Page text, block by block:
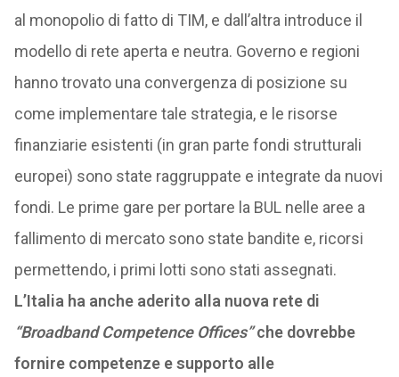
al monopolio di fatto di TIM, e dall’altra introduce il
modello di rete aperta e neutra. Governo e regioni
hanno trovato una convergenza di posizione su
come implementare tale strategia, e le risorse
finanziarie esistenti (in gran parte fondi strutturali
europei) sono state raggruppate e integrate da nuovi
fondi. Le prime gare per portare la BUL nelle aree a
fallimento di mercato sono state bandite e, ricorsi
permettendo, i primi lotti sono stati assegnati.
L’Italia ha anche aderito alla nuova rete di
“Broadband Competence Offices”che dovrebbe
fornire competenze e supporto alle